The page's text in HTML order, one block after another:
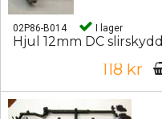
02P86-B014 I lager
Hjul 12mm DC slirskydd
118 kr